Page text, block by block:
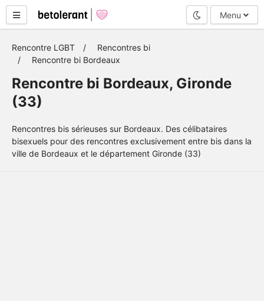
Mode nuit
Menu
Rencontre LGBT
Rencontres bi
Rencontre bi Bordeaux
Rencontre bi Bordeaux, Gironde
(33)
Rencontres bis sérieuses sur Bordeaux. Des célibataires
bisexuels pour des rencontres exclusivement entre bis dans la
ville de Bordeaux et le département Gironde (33)